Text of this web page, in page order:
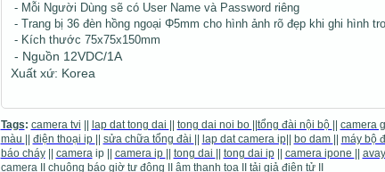
- Mỗi Người Dùng sẽ có User Name và Password riêng
- Trang bị 36 đèn hồng ngoại Φ5mm cho hình ảnh rõ đẹp khi ghi hình
- Kích thước 75x75x150mm
- Nguồn 12VDC/1A
Xuất xứ: Korea
Tags: camera tvi lap dat tong dai tong dai noi bo tổng đài nội bộ camera
màu
điện thoại ip sửa chữa tổng đài lap dat camera ip|| bo dam máy bộ
báo cháy|| cameraip || camera ip tong dai tong dai ip|| camera ipone
cameraII chuông báo giờ tự động âm thanh toaII tải giả điện tửII